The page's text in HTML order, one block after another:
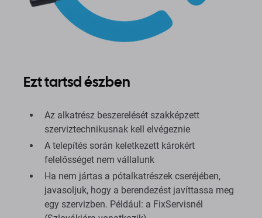
Ezt tartsd észben
Az alkatrész beszerelését szakképzett
szerviztechnikusnak kell elvégeznie
A telepítés során keletkezett károkért
felelősséget nem vállalunk
Ha nem jártas a pótalkatrészek cseréjében,
javasoljuk, hogy a berendezést javíttassa meg
egy szervizben. Például: a FixServisnél